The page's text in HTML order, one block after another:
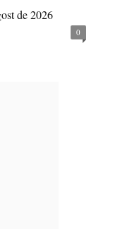
de 2026
0